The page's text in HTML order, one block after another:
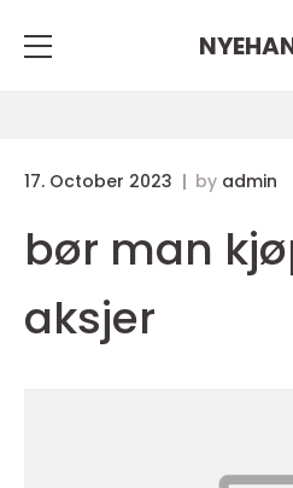
17. October 2023 by admin
bør man
aksjer